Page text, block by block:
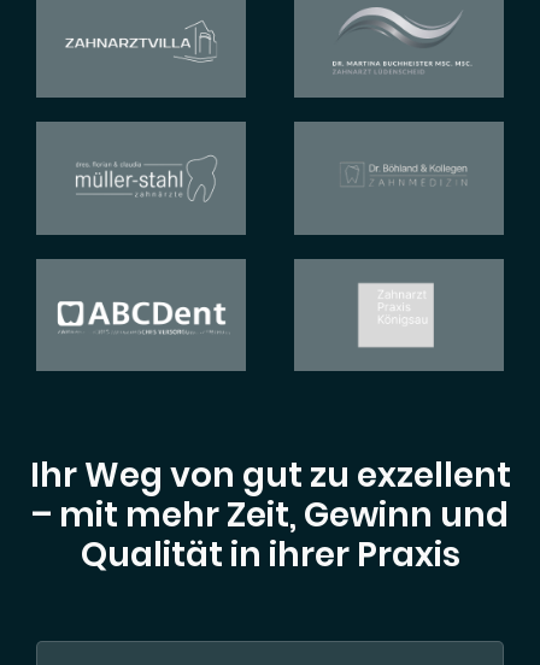
Ihr Weg von gut zu exzellent
– mit mehr Zeit, Gewinn und
Qualität in ihrer Praxis